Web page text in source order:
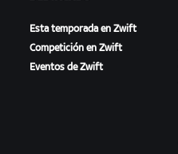
Esta temporada en Zwift
Competición en Zwift
Eventos de Zwift